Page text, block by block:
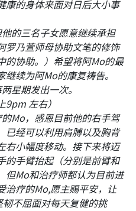
康的身体来面对日后大小事
的三名子女愿意继续承担
罗乃萱师母协助文笔的修饰
的协助。）希望将阿Mo的最
续为阿Mo的康复祷告。
星期发出一次。
9pm 左右）
Mo，感恩目前他的右手驾
已经可以利用肩膊以及胸背
右小幅度移动。接下来将迈
的手臂抬起（分别是前臂和
但Mo和治疗师都认为目前进
治疗的Mo,愿主赐平安，让
不屈面对每天复健的挑